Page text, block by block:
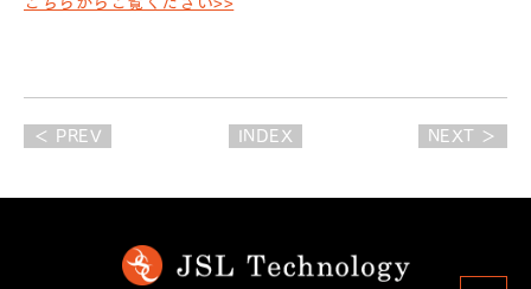
＜ PREV INDEX NEXT ＞